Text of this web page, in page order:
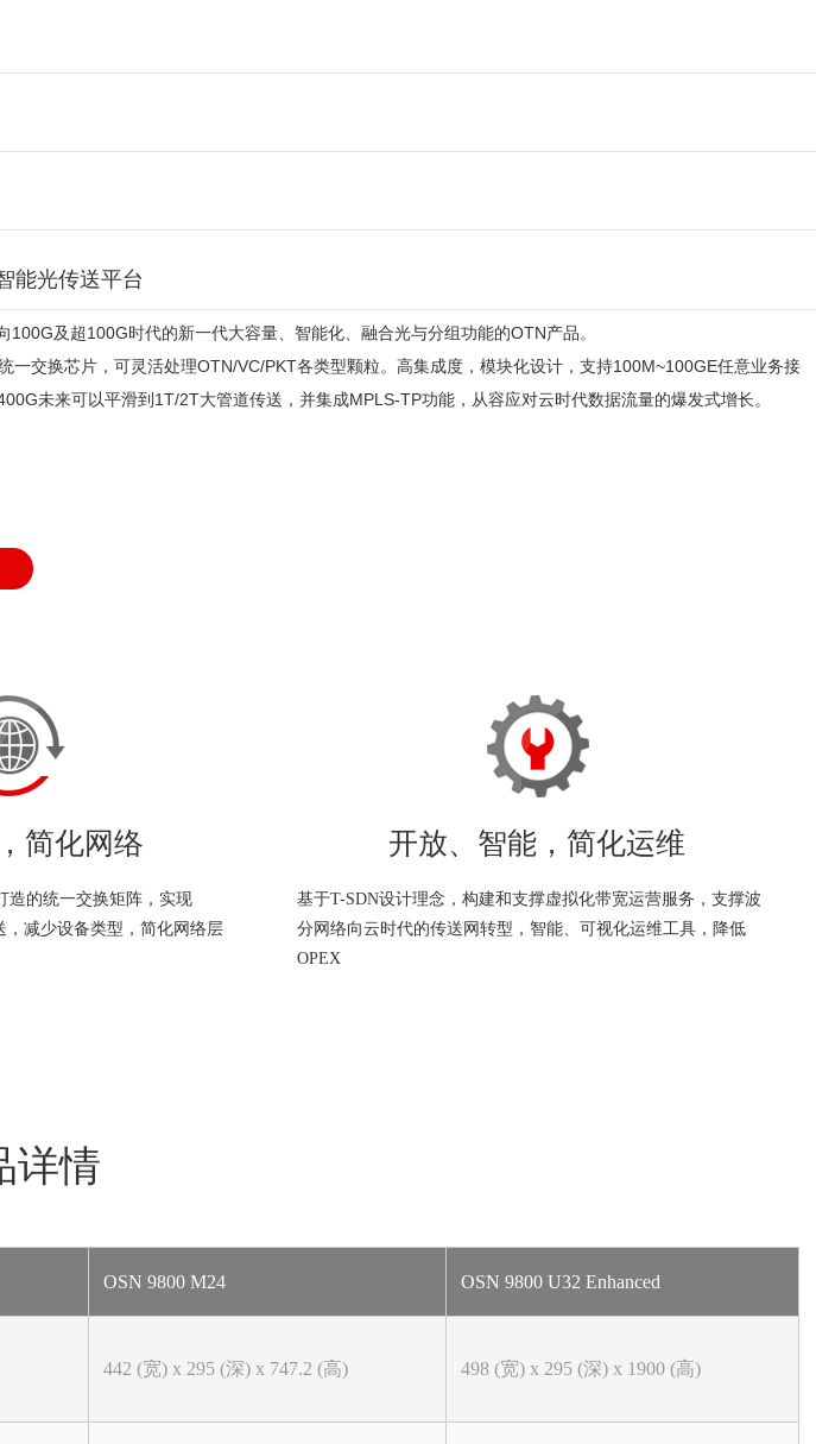
能光传送平台
100G及超100G时代的新一代大容量、智能化、融合光与分组功能的OTN产品。
一交换芯片，可灵活处理OTN/VC/PKT各类型颗粒。高集成度，模块化设计，支持100M~100GE任意业务接
未来可以平滑到1T/2T大管道传送，并集成MPLS-TP功能，从容应对云时代数据流量的爆发式增长。
简化网络
造的统一交换矩阵，实现
减少设备类型，简化网络层
开放、智能，简化运维
基于T-SDN设计理念，构建和支撑虚拟化带宽运营服务，支撑波
分网络向云时代的传送网转型，智能、可视化运维工具，降低
OPEX
详情
OSN 9800 M24 OSN 9800 U32 Enhanced
442 (宽) x 295 (深) x 747.2 (高) 498 (宽) x 295 (深) x 1900 (高)